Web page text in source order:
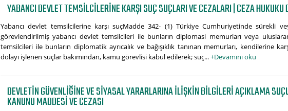
YABANCI DEVLET TEMSILCILERINE KARŞI SUÇ SUÇLARI VE CEZALARI | CEZA HUKUKU
Yabancı devlet temsilcilerine karşı suçMadde 342- (1) Türkiye Cumhuriyetinde sürekli
görevlendirilmiş yabancı devlet temsilcileri ile bunların diplomasi memurları veya
temsilcileri ile bunların diplomatik ayrıcalık ve bağışıklık tanınan memurları, kendilerine
dolayı işlenen suçlar bakımından, kamu görevlisi kabul edilerek; suç...+Devamını oku
DEVLETIN GÜVENLIĞINE VE SIYASAL YARARLARINA ILIŞKIN BILGILERI AÇIKLAMA
KANUNU MADDESI VE CEZASI